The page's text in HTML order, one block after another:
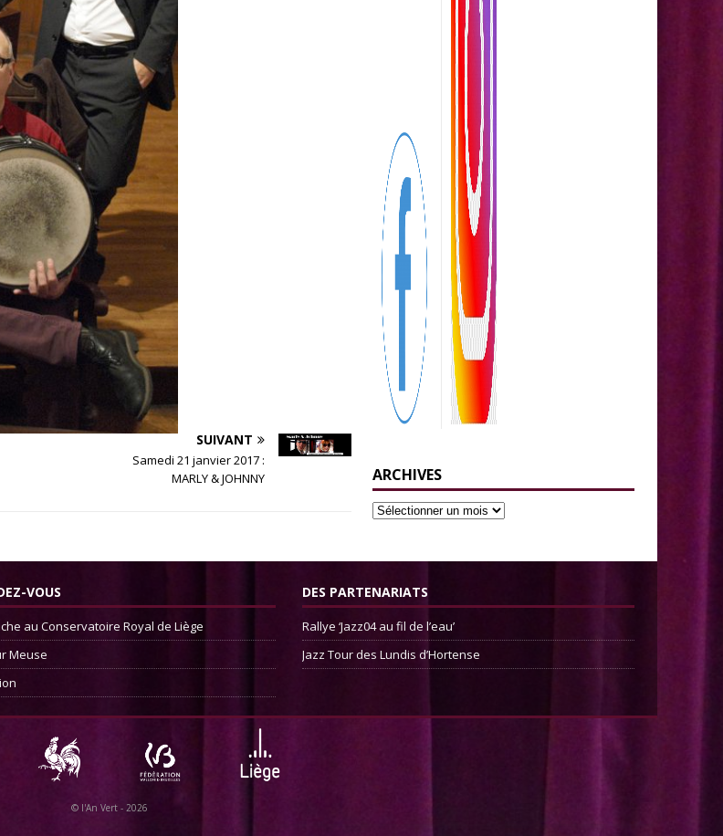
SUIVANT
Samedi 21 janvier 2017 :
MARLY & JOHNNY
ARCHIVES
VOUS
au Conservatoire Royal de Liège
Meuse
DES PARTENARIATS
Rallye ‘Jazz04 au fil de l’eau’
Jazz Tour des Lundis d’Hortense
© l'An Vert - 2026